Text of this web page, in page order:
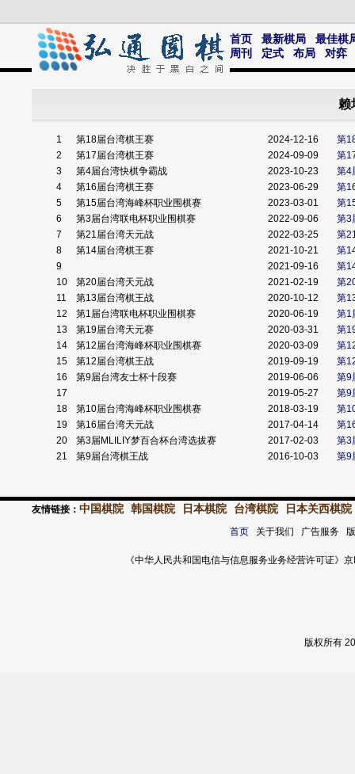
首页 最新棋局
最佳棋
周刊
定式 布局 对弈
赖
1 第18届台湾棋王赛 2024-12-16
第
2
第17届台湾棋王赛 2024-09-09
第
3
第4届台湾快棋争霸战 2023-10-23
第4
4
第16届台湾棋王赛 2023-06-29
第
5
第15届台湾海峰杯职业围棋赛 2023-03-01
第
6
第3届台湾联电杯职业围棋赛 2022-09-06
第3
7
第21届台湾天元战 2022-03-25
第
8
第14届台湾棋王赛 2021-10-21
第
9
2021-09-16
第
10
第20届台湾天元战 2021-02-19
第
11
第13届台湾棋王战 2020-10-12
第
12
第1届台湾联电杯职业围棋赛 2020-06-19
第1
13
第19届台湾天元赛 2020-03-31
第
14
第12届台湾海峰杯职业围棋赛 2020-03-09
第
15
第12届台湾棋王战 2019-09-19
第
16
第9届台湾友士杯十段赛 2019-06-06
第9
17
2019-05-27
第9
18
第10届台湾海峰杯职业围棋赛 2018-03-19
第
19
第16届台湾天元战 2017-04-14
第
20
第3届MLILIY梦百合杯台湾选拔赛 2017-02-03
第3
21
第9届台湾棋王战 2016-10-03 第9
友情链接： 中国棋院 韩国棋院 日本棋院 台湾棋院 日本关西棋院
首页关于我们 广告服务
《中华人民共和国电信与信息服务业务经营许可证
版权所有